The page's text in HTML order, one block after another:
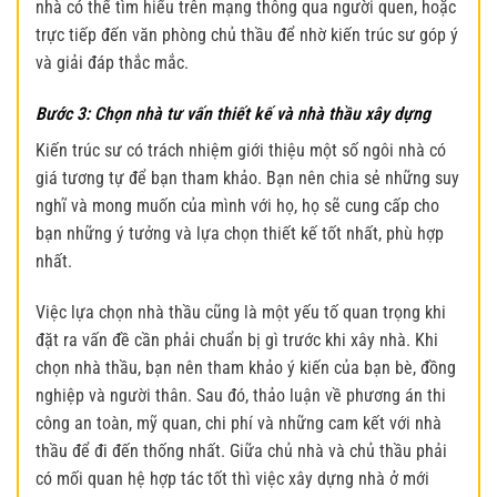
nhà có thể tìm hiểu trên mạng thông qua người quen, hoặc
trực tiếp đến văn phòng chủ thầu để nhờ kiến ​​trúc sư góp ý
và giải đáp thắc mắc.
Bước 3: Chọn nhà tư vấn thiết kế và nhà thầu xây dựng
Kiến trúc sư có trách nhiệm giới thiệu một số ngôi nhà có
giá tương tự để bạn tham khảo. Bạn nên chia sẻ những suy
nghĩ và mong muốn của mình với họ, họ sẽ cung cấp cho
bạn những ý tưởng và lựa chọn thiết kế tốt nhất, phù hợp
nhất.
Việc lựa chọn nhà thầu cũng là một yếu tố quan trọng khi
đặt ra vấn đề cần phải chuẩn bị gì trước khi xây nhà. Khi
chọn nhà thầu, bạn nên tham khảo ý kiến ​​của bạn bè, đồng
nghiệp và người thân. Sau đó, thảo luận về phương án thi
công an toàn, mỹ quan, chi phí và những cam kết với nhà
thầu để đi đến thống nhất. Giữa chủ nhà và chủ thầu phải
có mối quan hệ hợp tác tốt thì việc xây dựng nhà ở mới